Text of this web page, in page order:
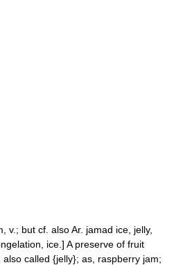
v.; but cf. also Ar. jamad ice, jelly,
ice.] A preserve of fruit
called {jelly}; as, raspberry jam;